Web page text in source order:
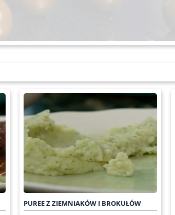
PUREE Z ZIEMNIAKÓW I BROKUŁÓW